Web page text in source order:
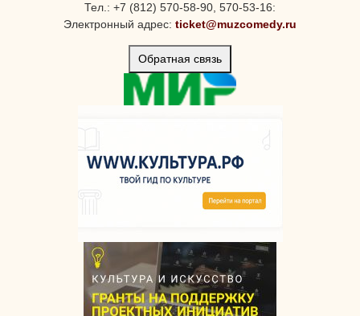
Тел.: +7 (812) 570-58-90, 570-53-16:
Электронный адрес: ticket@muzcomedy.ru
Обратная связь